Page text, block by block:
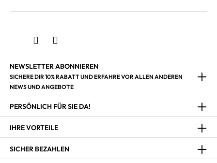
NEWSLETTER ABONNIEREN
SICHERE DIR 10% RABATT UND ERFAHRE VOR ALLEN ANDEREN
NEWS UND ANGEBOTE
PERSÖNLICH FÜR SIE DA!
IHRE VORTEILE
SICHER BEZAHLEN